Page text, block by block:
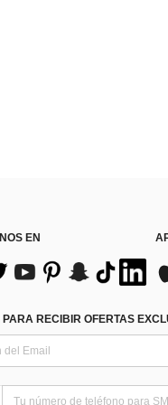
EN
RECIBIR OFERTAS